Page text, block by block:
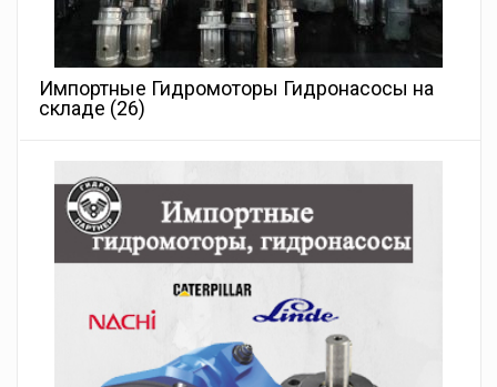
Импортные Гидромоторы Гидронасосы на
складе (26)